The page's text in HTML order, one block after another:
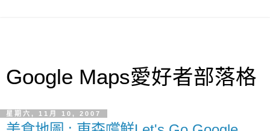
Google Maps愛好者部落格
星期六, 11月 10, 2007